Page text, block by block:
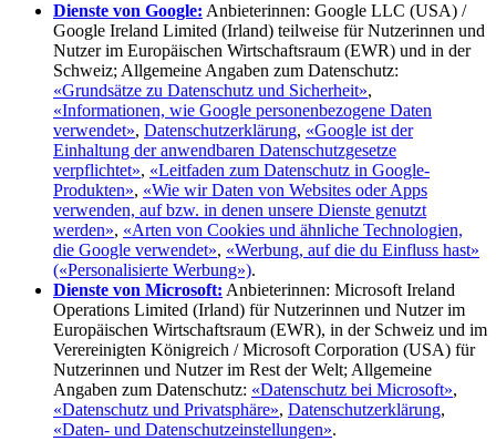
Dienste von Google: Anbieterinnen: Google LLC (USA) /
Google Ireland Limited (Irland) teilweise für Nutzerinnen und
Nutzer im Europäischen Wirtschafts­raum (EWR) und in der
Schweiz; Allgemeine Angaben zum Daten­schutz:
«Grundsätze zu Daten­schutz und Sicherheit»,
«Informationen, wie Google personen­bezogene Daten
verwendet», Datenschutzerklärung, «Google ist der
Einhaltung der anwendbaren Datenschutz­gesetze
verpflichtet», «Leit­faden zum Daten­schutz in Google-
Produkten», «Wie wir Daten von Websites oder Apps
verwenden, auf bzw. in denen unsere Dienste genutzt
werden», «Arten von Cookies und ähnliche Technologien,
die Google verwendet», «Werbung, auf die du Einfluss hast»
(«Personalisierte Werbung»).
Dienste von Microsoft: Anbieterinnen: Microsoft Ireland
Operations Limited (Irland) für Nutzerinnen und Nutzer im
Europäischen Wirtschaftsraum (EWR), in der Schweiz und im
Verereinigten Königreich / Microsoft Corporation (USA) für
Nutzerinnen und Nutzer im Rest der Welt; Allgemeine
Angaben zum Datenschutz: «Datenschutz bei Microsoft»,
«Datenschutz und Privatsphäre», Datenschutzerklärung,
«Daten- und Datenschutzeinstellungen».